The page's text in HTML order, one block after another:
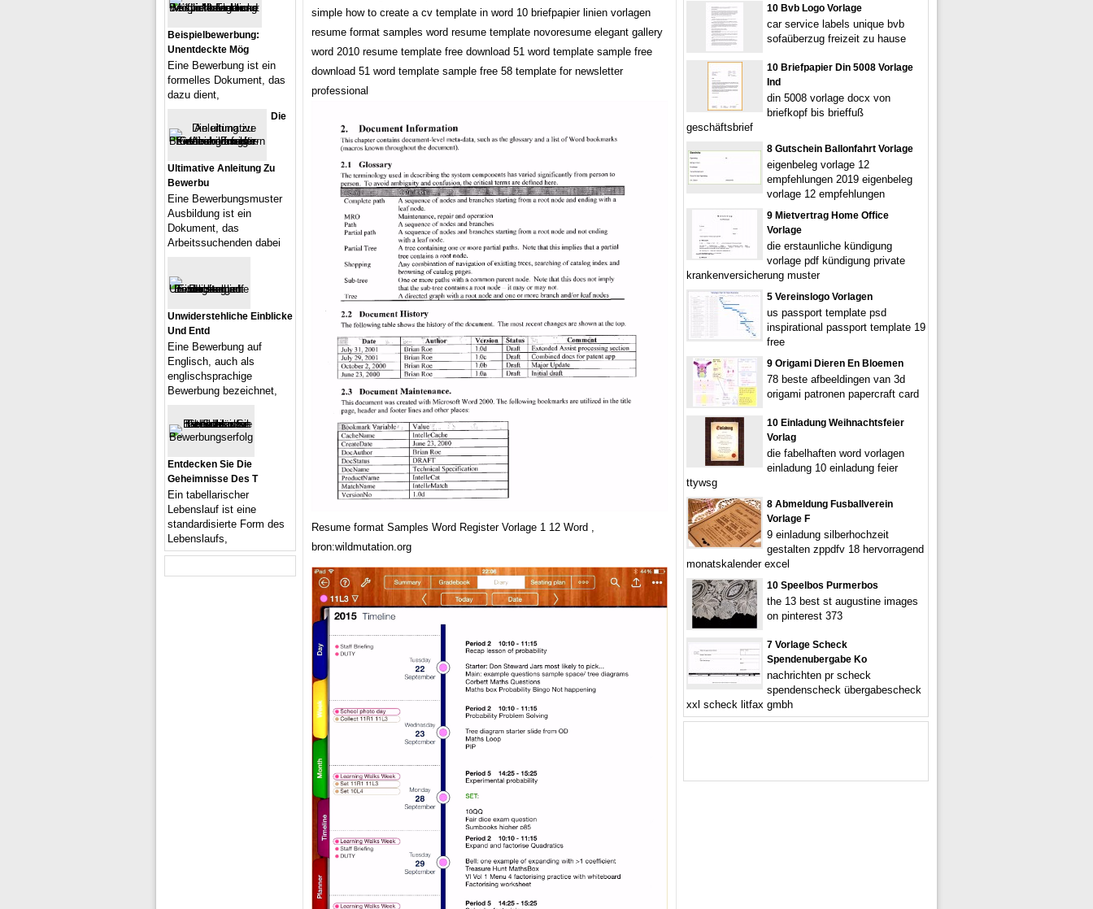
simple how to create a cv template in word 10 briefpapier linien vorlagen
resume format samples word resume template novoresume elegant gallery
word 2010 resume template free download 51 word template sample free
download 51 word template sample free 58 template for newsletter
professional
Resume format Samples Word Register Vorlage 1 12 Word ,
bron:wildmutation.org
Beispielbewerbung:
Unentdeckte Mög
Eine Bewerbung ist ein
formelles Dokument, das
dazu dient,
Die
Ultimative Anleitung Zu
Bewerbu
Eine Bewerbungsmuster
Ausbildung ist ein
Dokument, das
Arbeitssuchenden dabei
Unwiderstehliche Einblicke
Und Entd
Eine Bewerbung auf
Englisch, auch als
englischsprachige
Bewerbung bezeichnet,
Entdecken Sie Die
Geheimnisse Des T
Ein tabellarischer
Lebenslauf ist eine
standardisierte Form des
Lebenslaufs,
10 Bvb Logo Vorlage
car service labels unique bvb
sofaüberzug freizeit zu hause
10 Briefpapier Din 5008 Vorlage
Ind
din 5008 vorlage docx von
briefkopf bis brieffuß
geschäftsbrief
8 Gutschein Ballonfahrt Vorlage
eigenbeleg vorlage 12
empfehlungen 2019 eigenbeleg
vorlage 12 empfehlungen
9 Mietvertrag Home Office
Vorlage
die erstaunliche kündigung
vorlage pdf kündigung private
krankenversicherung muster
5 Vereinslogo Vorlagen
us passport template psd
inspirational passport template 19
free
9 Origami Dieren En Bloemen
78 beste afbeeldingen van 3d
origami patronen papercraft card
10 Einladung Weihnachtsfeier
Vorlag
die fabelhaften word vorlagen
einladung 10 einladung feier
ttywsg
8 Abmeldung Fusballverein
Vorlage F
9 einladung silberhochzeit
gestalten zppdfv 18 hervorragend
monatskalender excel
10 Speelbos Purmerbos
the 13 best st augustine images
on pinterest 373
7 Vorlage Scheck
Spendenubergabe Ko
nachrichten pr scheck
spendenscheck übergabescheck
xxl scheck litfax gmbh